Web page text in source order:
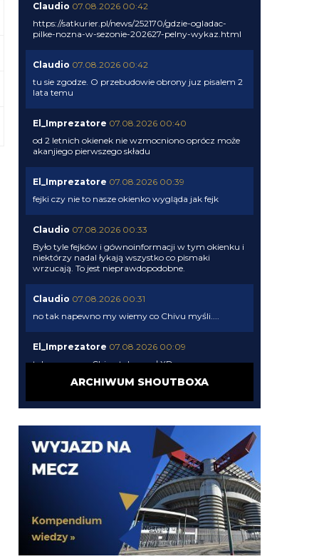
Claudio 07.08.2026 00:42
https://satkurier.pl/news/252170/gdzie-ogladac-
pilke-nozna-w-sezonie-202627-pelny-wykaz.html
Claudio 07.08.2026 00:42
tu sie zgodze. O przebudowie obrony juz pisalem 2
lata temu
El_Imprezatore 07.08.2026 00:40
od 2 letnich okienek nie wzmocniono oprócz może
akanjiego pierwszego składu
El_Imprezatore 07.08.2026 00:39
fejki czy nie to nasze okienko wygląda jak fejk
Claudio 07.08.2026 00:33
Było tyle fejków i gównoinformacji w tym okienku i
niektórzy nadal łykają wszystko co pismaki
wrzucają. To jest nieprawdopodobne.
Claudio 07.08.2026 00:31
no tak napewno my wiemy co Chivu myśli....
El_Imprezatore 07.08.2026 00:09
tak na pewno Chivu tak uznał XD
pismaki zawsze maja info z opoznieniem. Moze juz
Claudio 06.08.2026 23:57
Żebyscie sie jeszcze nie zdziwili jak CHivu po
treningach uznal ze Pavard ma motywacje i
odpowiednie umiejetnosci i sam chce by zostal, a
kasa ma isc na inne pozycje
Jaworeq
06.08.2026 23:33
ARCHIWUM SHOUTBOXA